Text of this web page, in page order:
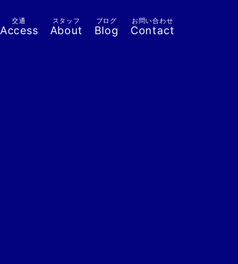
交通
Access
スタッフ
About
ブログ
Blog
お問い合わせ
Contact